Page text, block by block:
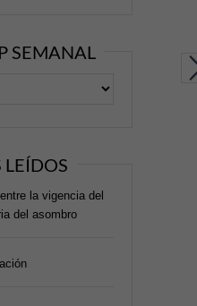
SEMANAL
LEÍDOS
la vigencia del
del asombro